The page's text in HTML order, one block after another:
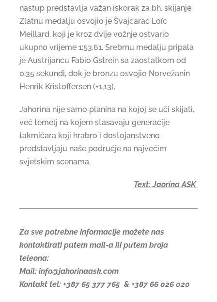
nastup predstavlja važan iskorak za bh. skijanje.
Zlatnu medalju osvojio je Švajcarac Loïc
Meillard, koji je kroz dvije vožnje ostvario
ukupno vrijeme 1:53.61. Srebrnu medalju pripala
je Austrijancu Fabio Gstrein sa zaostatkom od
0,35 sekundi, dok je bronzu osvojio Norvežanin
Henrik Kristoffersen (+1,13).
Jahorina nije samo planina na kojoj se uči skijati,
već temelj na kojem stasavaju generacije
takmičara koji hrabro i dostojanstveno
predstavljaju naše područje na najvećim
svjetskim scenama.
Text: Jaorina ASK
Za sve potrebne informacije možete nas
kontaktirati putem mail-a ili putem broja
teleona:
Mail: info@jahorinaask.com
Kontakt tel: +387 65 377 765 & +387 66 026 020